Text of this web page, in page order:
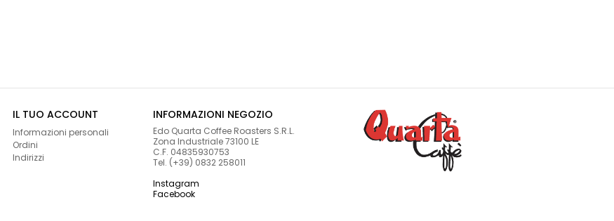
IL TUO ACCOUNT
Informazioni personali
Ordini
Indirizzi
INFORMAZIONI NEGOZIO
Edo Quarta Coffee Roasters S.R.L.
Zona Industriale 73100 LE
C.F. 04835930753
Tel. (+39) 0832 258011
Instagram
Facebook